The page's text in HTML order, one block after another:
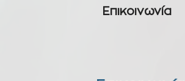
Επικοινωνία